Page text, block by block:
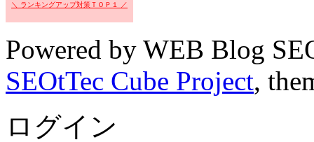
＼ ランキングアップ対策ＴＯＰ１ ／
Powered by WEB Blog
SEOtTec Cube Project,
ログイン